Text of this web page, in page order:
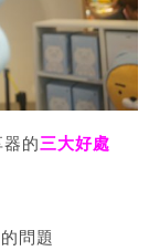
的三大好處
問題